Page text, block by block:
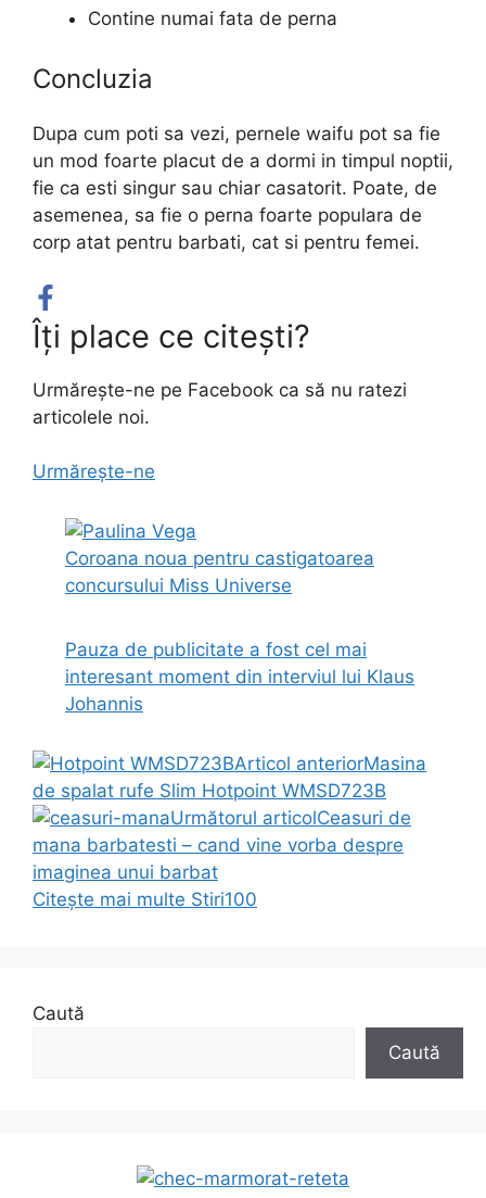
Contine numai fata de perna
Concluzia
Dupa cum poti sa vezi, pernele waifu pot sa fie
un mod foarte placut de a dormi in timpul noptii,
fie ca esti singur sau chiar casatorit. Poate, de
asemenea, sa fie o perna foarte populara de
corp atat pentru barbati, cat si pentru femei.
Îți place ce citești?
Urmărește-ne pe Facebook ca să nu ratezi
articolele noi.
Urmărește-ne
Coroana noua pentru castigatoarea
concursului Miss Universe
Pauza de publicitate a fost cel mai
interesant moment din interviul lui Klaus
Johannis
Articol anteriorMasina
de spalat rufe Slim Hotpoint WMSD723B
Următorul articolCeasuri de
mana barbatesti – cand vine vorba despre
imaginea unui barbat
Citește mai multe Stiri100
Caută
Caută